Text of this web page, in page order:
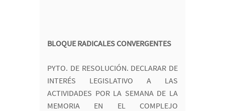
BLOQUE RADICALES CONVERGENTES
PYTO. DE RESOLUCIÓN. DECLARAR DE
INTERÉS LEGISLATIVO A LAS
ACTIVIDADES POR LA SEMANA DE LA
MEMORIA EN EL COMPLEJO